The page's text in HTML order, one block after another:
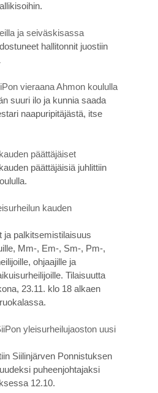
ja seiväskisassa
hallitonnit juostiin
vieraana Ahmon koululla
suuri ilo ja kunnia saada
naapuripitäjästä, itse
päättäjäiset
päättäjäisiä juhlittiin
kauden
ja palkitsemistilaisuus
Mm-, Em-, Sm-, Pm-,
ohjaajille ja
Tilaisuutta
23.11. klo 18 alkaen
yleisurheilujaoston uusi
Siilinjärven Ponnistuksen
puheenjohtajaksi
12.10.